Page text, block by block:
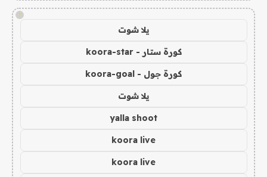
!
يلا شوت
كورة ستار - koora-star
كورة جول - koora-goal
يلا شوت
yalla shoot
koora live
koora live